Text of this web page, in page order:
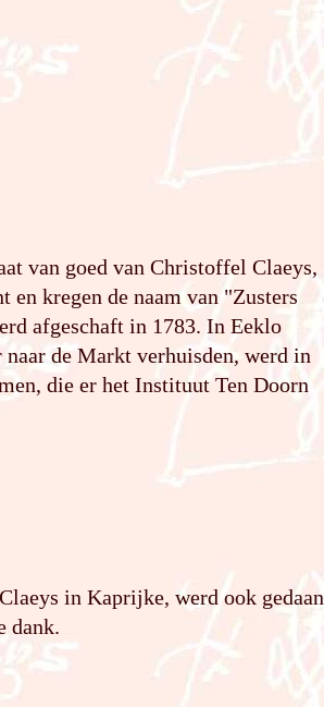
van goed van Christoffel Claeys,
en kregen de naam van "Zusters
afgeschaft in 1783. In Eeklo
naar de Markt verhuisden, werd in
die er het Instituut Ten Doorn
in Kaprijke, werd ook gedaan
dank.